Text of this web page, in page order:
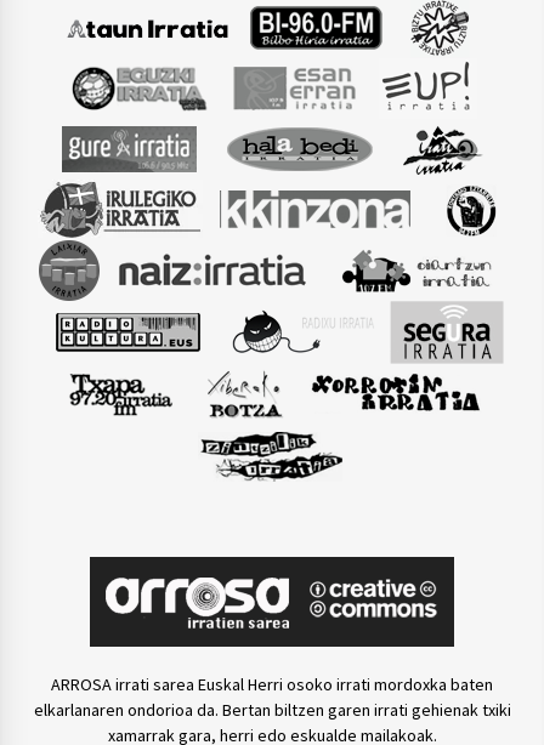
ARROSA irrati sarea Euskal Herri osoko irrati mordoxka baten
elkarlanaren ondorioa da. Bertan biltzen garen irrati gehienak txiki
xamarrak gara, herri edo eskualde mailakoak.